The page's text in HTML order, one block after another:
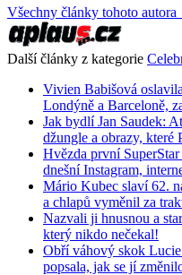
Všechny články tohoto
Další články z kategorie
Vivien Babišová
Londýně a Barceloně,
Jak bydlí Jan Saudek:
džungle a obrazy, které
Hvězda první
dnešní Instagram,
Mário Kubec slaví 62.
a chlapů vyměnil za
Nazvali ji hnusnou a
který nikdo nečekal!
Obří váhový skok
popsala, jak se jí